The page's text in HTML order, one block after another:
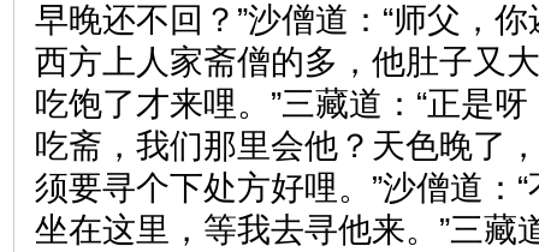
早晚还不回？”沙僧道：“师父，
西方上人家斋僧的多，他肚子又
吃饱了才来哩。”三藏道：“正是
吃斋，我们那里会他？天色晚了
须要寻个下处方好哩。”沙僧道：
坐在这里，等我去寻他来。”三藏